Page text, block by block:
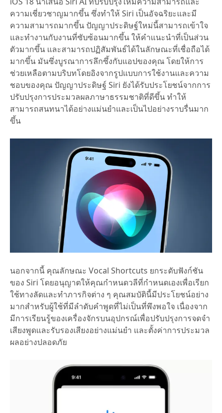
ความเชี่ยวชาญมากขึ้น ซึ่งทำให้ Siri เป็นอัจฉริยะและมี
ความสามารถมากขึ้น ปัญญาประดิษฐ์ใหม่นี้สามารถเข้าใจ
และทำงานกับงานที่ซับซ้อนมากขึ้น ให้คำแนะนำที่เป็นส่วน
ตัวมากขึ้น และสามารถปฏิสัมพันธ์ได้ในลักษณะที่เชื่อถือได้
มากขึ้น มันซึ่งบูรณาการลึกซึ้งกับแอปของคุณ โดยให้การ
ช่วยเหลือตามบริบทโดยอิงจากรูปแบบการใช้งานและความ
ชอบของคุณ ปัญญาประดิษฐ์ Siri ยังได้รับประโยชน์จากการ
ปรับปรุงการประมวลผลภาษาธรรมชาติที่ดีขึ้น ทำให้
สามารถสนทนาได้อย่างแม่นยำและเป็นไปอย่างราบรื่นมาก
ขึ้น
นอกจากนี้ คุณลักษณะ Vocal Shortcuts ยกระดับฟังก์ชัน
ของ Siri โดยอนุญาตให้คุณกำหนดวลีที่กำหนดเองเพื่อเรียก
ใช้ทางลัดและทำภารกิจต่าง ๆ คุณสมบัตินี้มีประโยชน์อย่าง
มากสำหรับผู้ใช้ที่มีลำดับคำพูดที่ไม่เป็นที่พึงพอใจ เนื่องจาก
มีการเรียนรู้ของเครื่องจักรบนอุปกรณ์เพื่อปรับปรุงการจดจำ
เสียงพูดและรับรองเสียงอย่างแม่นยำ และตั้งค่าการประมวล
ผลอย่างปลอดภัย